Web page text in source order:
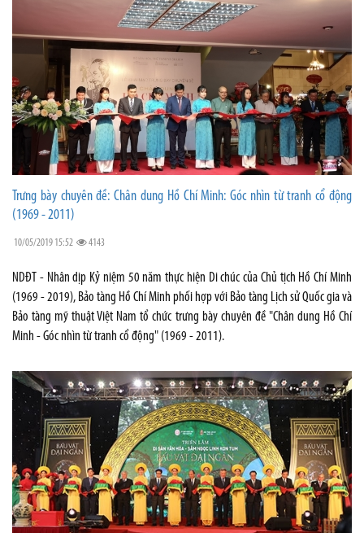
Trưng bày chuyên đề: Chân dung Hồ Chí Minh: Góc nhìn từ tranh cổ động
(1969 - 2011)
10/05/2019 15:52 4143
NDĐT - Nhân dịp Kỷ niệm 50 năm thực hiện Di chúc của Chủ tịch Hồ Chí Minh
(1969 - 2019), Bảo tàng Hồ Chí Minh phối hợp với Bảo tàng Lịch sử Quốc gia và
Bảo tàng mỹ thuật Việt Nam tổ chức trưng bày chuyên đề "Chân dung Hồ Chí
Minh - Góc nhìn từ tranh cổ động" (1969 - 2011).